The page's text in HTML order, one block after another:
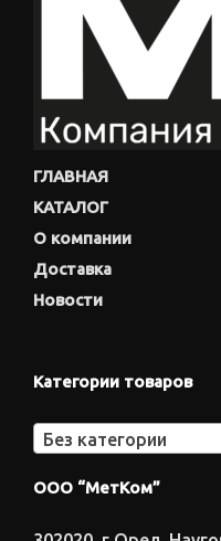
ГЛАВНАЯ
КАТАЛОГ
О компании
Доставка
Новости
Категории товаров
Без категории
ООО “МетКом”